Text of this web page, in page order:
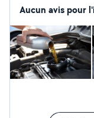
demandes de
Aucun avis pour